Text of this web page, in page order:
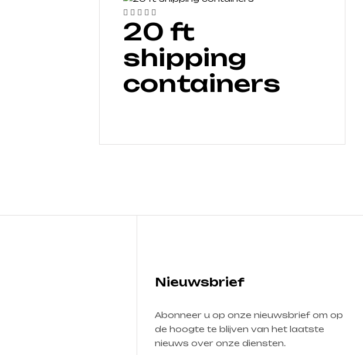
20 ft
shipping
containers
Nieuwsbrief
Abonneer u op onze nieuwsbrief om op
de hoogte te blijven van het laatste
nieuws over onze diensten.